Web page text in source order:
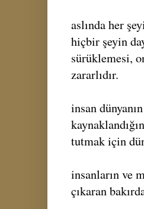
aslında her
hiçbir şeyin
sürüklemesi,
zararlıdır.
insan
tutmak için
insanların ve
çıkaran